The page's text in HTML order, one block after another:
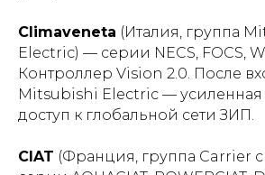
Climaveneta (Италия, группа
Electric) — серии NECS, FOCS,
Контроллер Vision 2.0. После
Mitsubishi Electric —
доступ к глобальной сети ЗИП.
CIAT (Франция, группа Carrier с